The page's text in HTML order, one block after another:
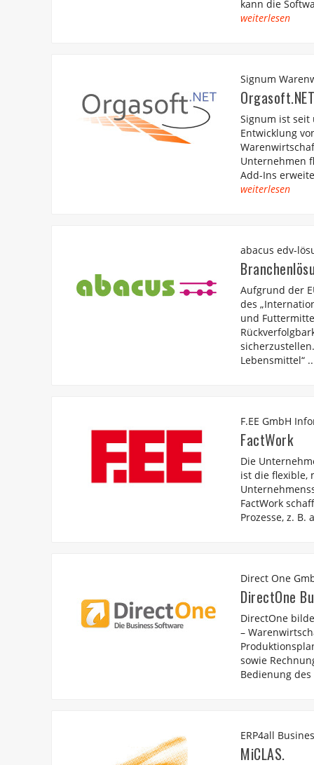
kann die
weiterlesen
Signum
Signum ist
Entwicklung
Unternehmen
Add-Ins
weiterlesen
abacus edv-
Aufgrund der
des
und
Lebensmittel“
F.EE GmbH
FactWork
Die
ist die flexible,
FactWork
Prozesse, z.
Direct One
DirectOne
DirectOne
–
sowie
Bedienung
ERP4all
MiCLAS.